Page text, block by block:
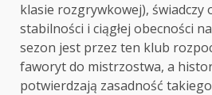
klasie rozgrywkowej), świadczy
stabilności i ciągłej obecności
sezon jest przez ten klub
faworyt do mistrzostwa, a
potwierdzają zasadność